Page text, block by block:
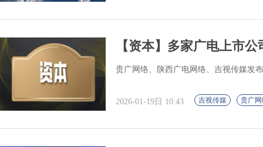
【资本】多家广电上市
贵广网络、陕西广电网络、吉视传媒发
2026-01-19日 10:43 吉视传媒 贵广